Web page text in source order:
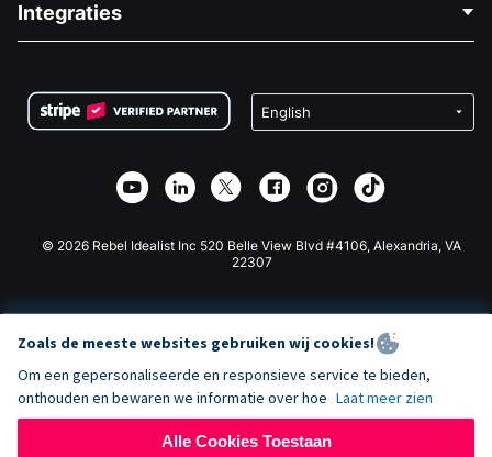
Vacatures
Privacy
Affiliate Partnerschap
Medische Fondsenwerving
Goede Doelen Fondsenwerving
Integraties
Wix Donatie Plugin
Webflow Donatie App
Joomla Donatie
© 2026 Rebel Idealist Inc 520 Belle View Blvd #4106, Alexandria, VA
22307
Zoals de meeste websites gebruiken wij cookies!
Om een gepersonaliseerde en responsieve service te bieden,
onthouden en bewaren we informatie over hoe Laat meer zien
Alle Cookies Toestaan